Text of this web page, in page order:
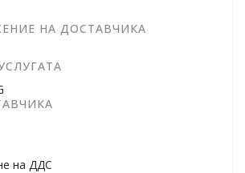
НА ДОСТАВЧИКА
на ДДС